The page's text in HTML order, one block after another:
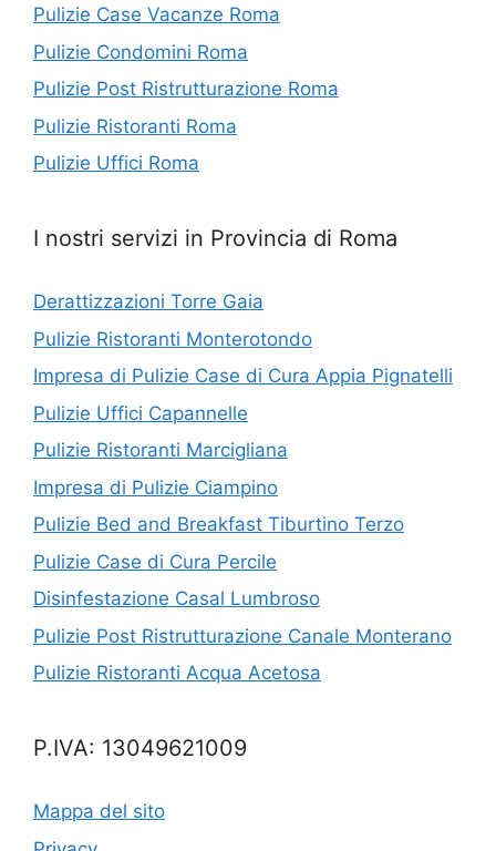
Pulizie Case Vacanze Roma
Pulizie Condomini Roma
Pulizie Post Ristrutturazione Roma
Pulizie Ristoranti Roma
Pulizie Uffici Roma
I nostri servizi in Provincia di Roma
Derattizzazioni Torre Gaia
Pulizie Ristoranti Monterotondo
Impresa di Pulizie Case di Cura Appia Pignatelli
Pulizie Uffici Capannelle
Pulizie Ristoranti Marcigliana
Impresa di Pulizie Ciampino
Pulizie Bed and Breakfast Tiburtino Terzo
Pulizie Case di Cura Percile
Disinfestazione Casal Lumbroso
Pulizie Post Ristrutturazione Canale Monterano
Pulizie Ristoranti Acqua Acetosa
P.IVA: 13049621009
Mappa del sito